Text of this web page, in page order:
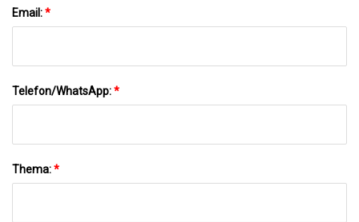
Email:*
Telefon/WhatsApp:*
Thema:*